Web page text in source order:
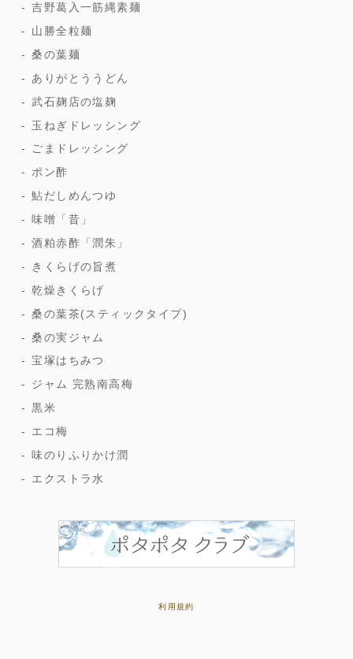
吉野葛入一筋縄素麺
山勝全粒麺
桑の葉麺
ありがとううどん
武石麹店の塩麹
玉ねぎドレッシング
ごまドレッシング
ポン酢
鮎だしめんつゆ
味噌「昔」
酒粕赤酢「潤朱」
きくらげの旨煮
乾燥きくらげ
桑の葉茶(スティックタイプ)
桑の実ジャム
宝塚はちみつ
ジャム 完熟南高梅
黒米
エコ梅
味のりふりかけ潤
エクストラ水
利用規約